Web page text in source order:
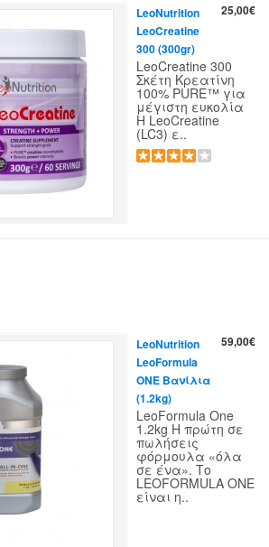
25,00€
LeoNutrition
LeoCreatine
300 (300gr)
LeoCreatine 300
Σκέτη Κρεατίνη
100% PURE™ για
μέγιστη ευκολία
H LeoCreatine
(LC3) ε..
59,00€
LeoNutrition
LeoFormula
ONE Βανίλια
(1.2kg)
LeoFormula One
1.2kg Η πρώτη σε
πωλήσεις
φόρμουλα «όλα
σε ένα». Το
LEOFORMULA ONE
είναι η..